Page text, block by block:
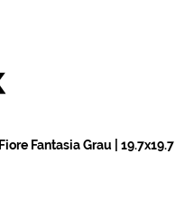
Fiore Fantasia Grau | 19.7x19.7